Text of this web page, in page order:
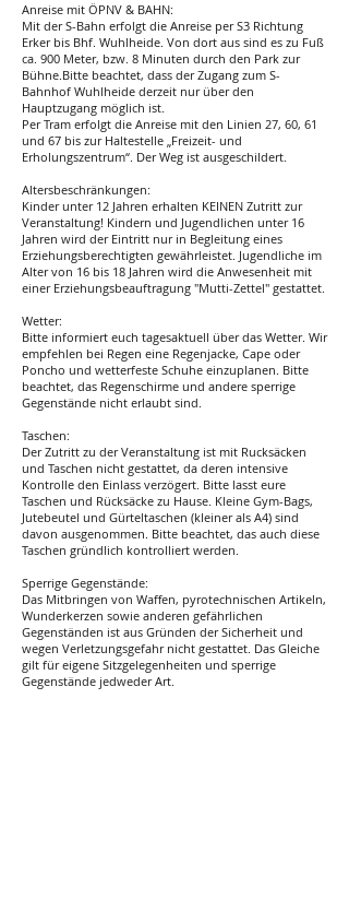
Anreise mit ÖPNV & BAHN:
Mit der S-Bahn erfolgt die Anreise per S3 Richtung
Erker bis Bhf. Wuhlheide. Von dort aus sind es zu Fuß
ca. 900 Meter, bzw. 8 Minuten durch den Park zur
Bühne.Bitte beachtet, dass der Zugang zum S-
Bahnhof Wuhlheide derzeit nur über den
Hauptzugang möglich ist.
Per Tram erfolgt die Anreise mit den Linien 27, 60, 61
und 67 bis zur Haltestelle „Freizeit- und
Erholungszentrum“. Der Weg ist ausgeschildert.
Altersbeschränkungen:
Kinder unter 12 Jahren erhalten KEINEN Zutritt zur
Veranstaltung! Kindern und Jugendlichen unter 16
Jahren wird der Eintritt nur in Begleitung eines
Erziehungsberechtigten gewährleistet. Jugendliche im
Alter von 16 bis 18 Jahren wird die Anwesenheit mit
einer Erziehungsbeauftragung "Mutti-Zettel" gestattet.
Wetter:
Bitte informiert euch tagesaktuell über das Wetter. Wir
empfehlen bei Regen eine Regenjacke, Cape oder
Poncho und wetterfeste Schuhe einzuplanen. Bitte
beachtet, das Regenschirme und andere sperrige
Gegenstände nicht erlaubt sind.
Taschen:
Der Zutritt zu der Veranstaltung ist mit Rucksäcken
und Taschen nicht gestattet, da deren intensive
Kontrolle den Einlass verzögert. Bitte lasst eure
Taschen und Rücksäcke zu Hause. Kleine Gym-Bags,
Jutebeutel und Gürteltaschen (kleiner als A4) sind
davon ausgenommen. Bitte beachtet, das auch diese
Taschen gründlich kontrolliert werden.
Sperrige Gegenstände:
Das Mitbringen von Waffen, pyrotechnischen Artikeln,
Wunderkerzen sowie anderen gefährlichen
Gegenständen ist aus Gründen der Sicherheit und
wegen Verletzungsgefahr nicht gestattet. Das Gleiche
gilt für eigene Sitzgelegenheiten und sperrige
Gegenstände jedweder Art.